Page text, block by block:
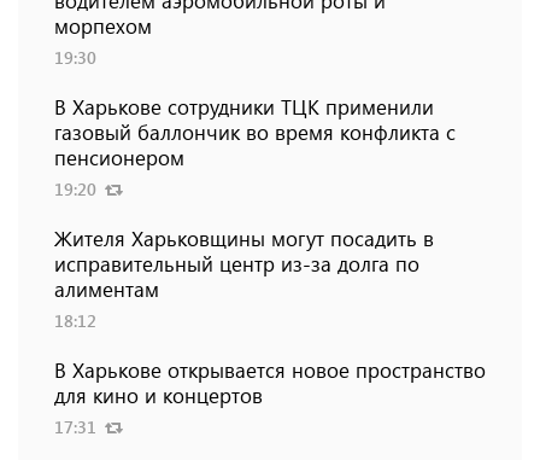
морпехом
19:30
В Харькове сотрудники ТЦК применили
газовый баллончик во время конфликта с
пенсионером
19:20
Жителя Харьковщины могут посадить в
исправительный центр из-за долга по
алиментам
18:12
В Харькове открывается новое пространство
для кино и концертов
17:31